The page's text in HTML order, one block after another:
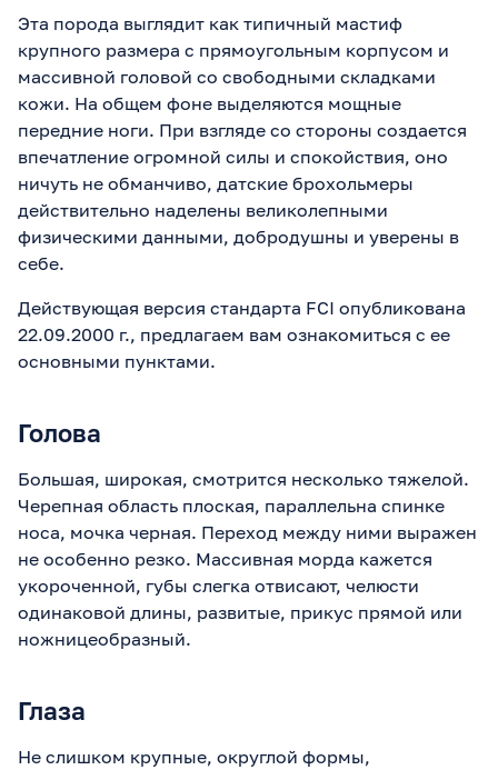
Эта порода выглядит как типичный мастиф
крупного размера с прямоугольным корпусом и
массивной головой со свободными складками
кожи. На общем фоне выделяются мощные
передние ноги. При взгляде со стороны создается
впечатление огромной силы и спокойствия, оно
ничуть не обманчиво, датские брохольмеры
действительно наделены великолепными
физическими данными, добродушны и уверены в
себе.
Действующая версия стандарта FCI опубликована
22.09.2000 г., предлагаем вам ознакомиться с ее
основными пунктами.
Голова
Большая, широкая, смотрится несколько тяжелой.
Черепная область плоская, параллельна спинке
носа, мочка черная. Переход между ними выражен
не особенно резко. Массивная морда кажется
укороченной, губы слегка отвисают, челюсти
одинаковой длины, развитые, прикус прямой или
ножницеобразный.
Глаза
Не слишком крупные, округлой формы,